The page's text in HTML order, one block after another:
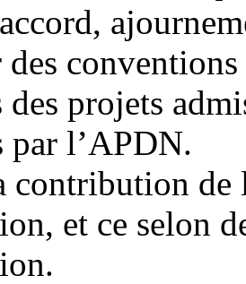
des
des projets
par l’APDN.
contribution de
et ce selon